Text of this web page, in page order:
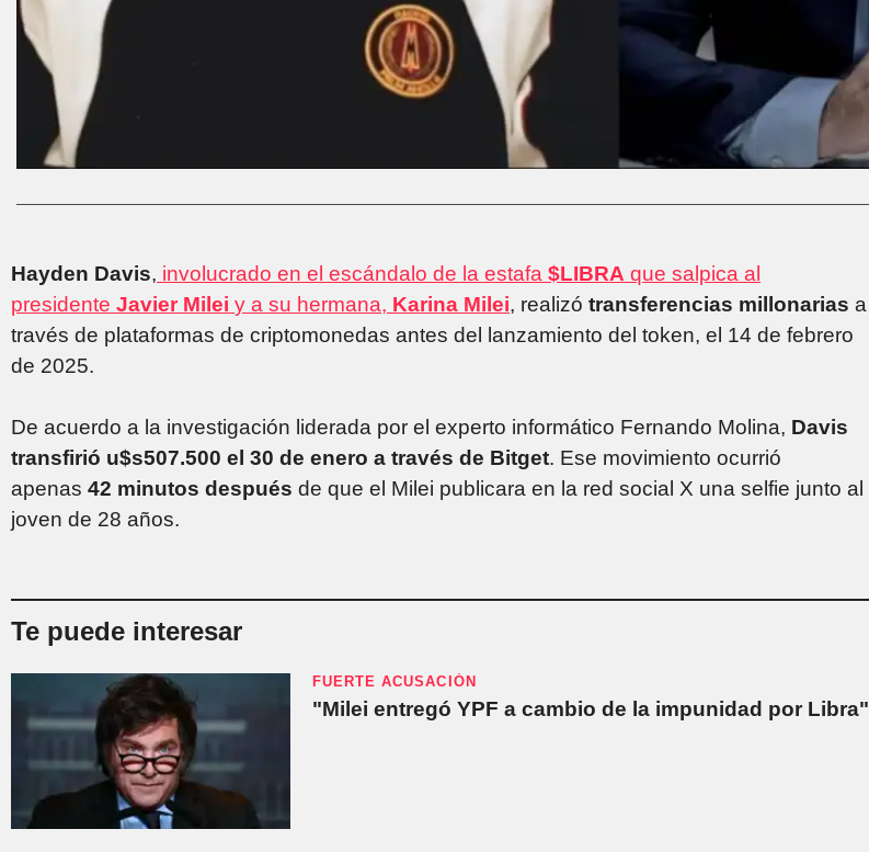
Hayden Davis, involucrado en el escándalo de la estafa $LIBRA que salpica al
presidente Javier Milei y a su hermana, Karina Milei, realizó transferencias millonarias a
través de plataformas de criptomonedas antes del lanzamiento del token, el 14 de febrero
de 2025.
De acuerdo a la investigación liderada por el experto informático Fernando Molina, Davis
transfirió u$s507.500 el 30 de enero a través de Bitget. Ese movimiento ocurrió
apenas 42 minutos después de que el Milei publicara en la red social X una selfie junto al
joven de 28 años.
Te puede interesar
FUERTE ACUSACIÓN
"Milei entregó YPF a cambio de la impunidad por Libra"